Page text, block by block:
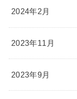
2024年2月
2023年11月
2023年9月